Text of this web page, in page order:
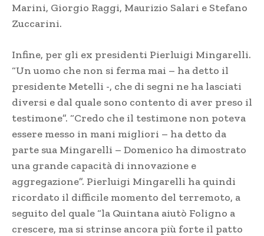
Marini, Giorgio Raggi, Maurizio Salari e Stefano
Zuccarini.
Infine, per gli ex presidenti Pierluigi Mingarelli.
“Un uomo che non si ferma mai – ha detto il
presidente Metelli -, che di segni ne ha lasciati
diversi e dal quale sono contento di aver preso il
testimone”. “Credo che il testimone non poteva
essere messo in mani migliori – ha detto da
parte sua Mingarelli – Domenico ha dimostrato
una grande capacità di innovazione e
aggregazione”. Pierluigi Mingarelli ha quindi
ricordato il difficile momento del terremoto, a
seguito del quale “la Quintana aiutò Foligno a
crescere, ma si strinse ancora più forte il patto